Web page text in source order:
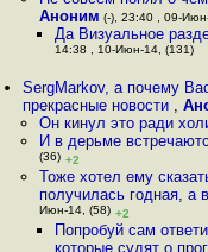
Аноним (-), 23:40 , 09-
Да Визуальное
14:38 , 10-Июн-14, (131)
SergMarkov, а почему
прекрасные новости ,
Он кинул это ради
И в дepьме
(36) +2
Тоже хотел ему
получилась годная, а
Июн-14, (58) +2
Попробуй сам
которые судят о прог,